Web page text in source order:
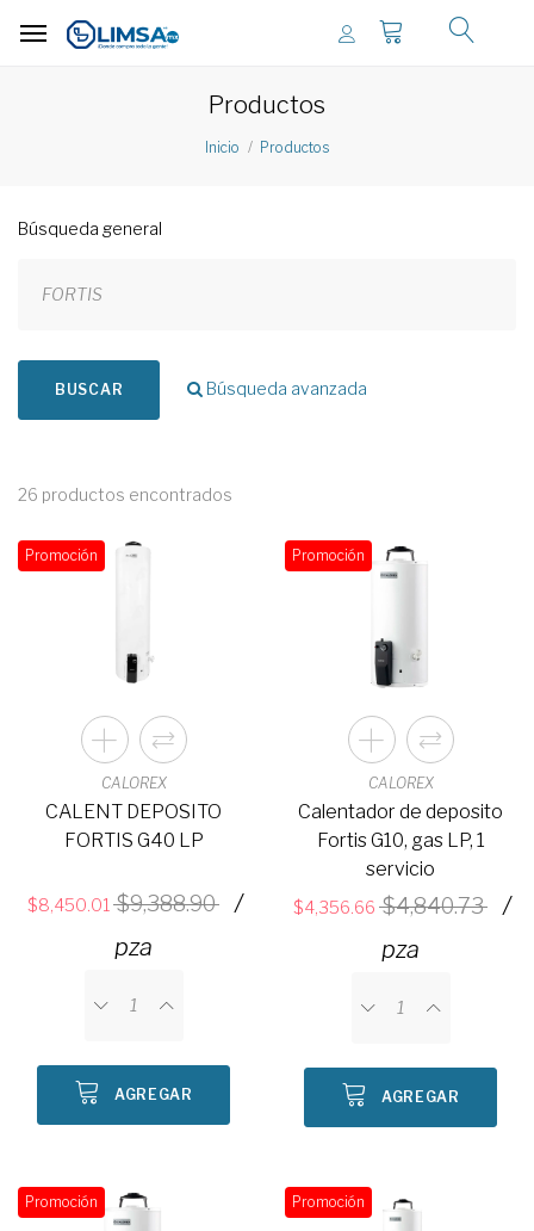
Productos
Inicio Productos
Búsqueda general
BUSCAR Búsqueda avanzada
26 productos encontrados
Promoción
CALOREX
CALENT DEPOSITO
FORTIS G40 LP
8,450.01 9,388.90
/
pza
AGREGAR
Promoción
CALOREX
Calentador de deposito
Fortis G10, gas LP, 1
servicio
4,356.66 4,840.73
/
pza
AGREGAR
Promoción Promoción